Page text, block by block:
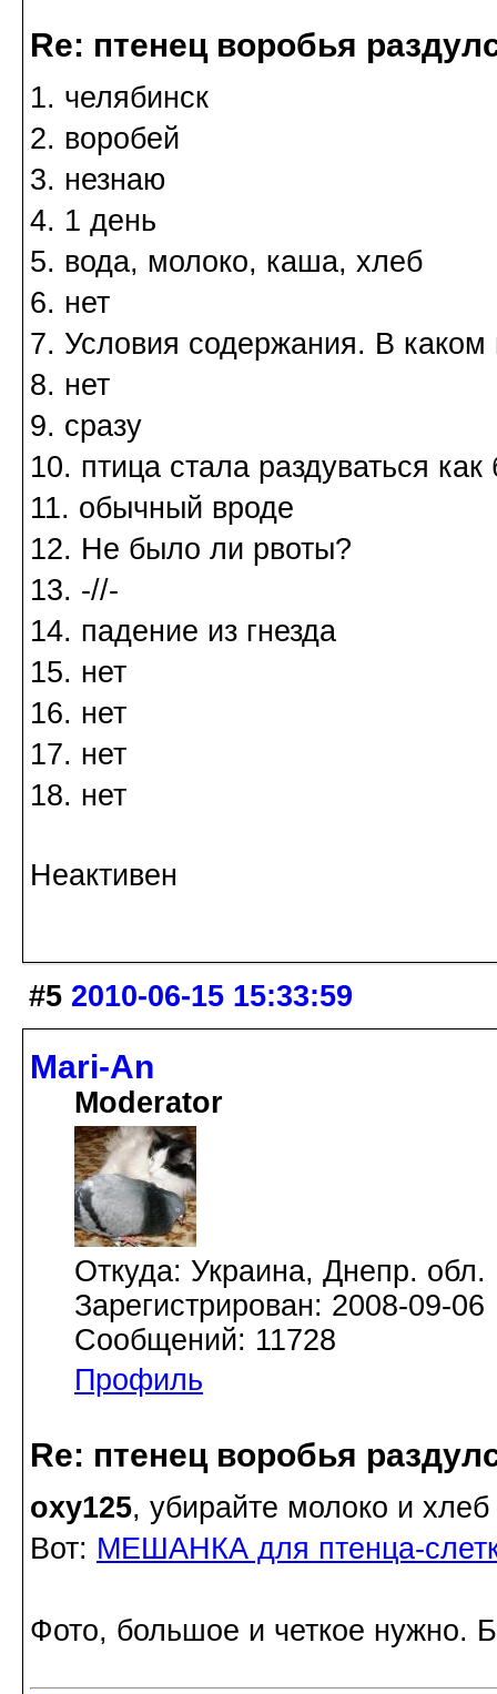
Re: птенец воробья
1. челябинск
2. воробей
3. незнаю
4. 1 день
5. вода, молоко, каша, хлеб
6. нет
7. Условия содержания. В
8. нет
9. сразу
10. птица стала раздуваться
11. обычный вроде
12. Не было ли рвоты?
13. -//-
14. падение из гнезда
15. нет
16. нет
17. нет
18. нет
Неактивен
#5 2010-06-15 15:33:59
Mari-An
Moderator
Откуда: Украина, Днепр. обл.
Зарегистрирован: 2008-09-06
Сообщений: 11728
Профиль
Re: птенец воробья
oxy125, убирайте молоко и хлеб
Вот: МЕШАНКА для птенца-
Фото, большое и четкое нужно.